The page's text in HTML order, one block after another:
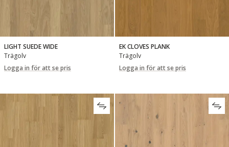
LIGHT SUEDE WIDE
Trägolv
Logga in för att se pris
EK CLOVES PLANK
Trägolv
Logga in för att se pris